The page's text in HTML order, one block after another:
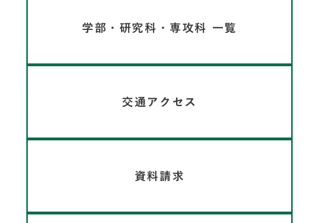
学部・研究科・専攻科 一覧
交通アクセス
資料請求